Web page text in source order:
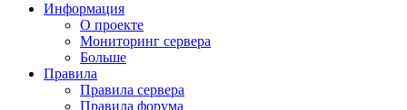
Информация
О проекте
Мониторинг сервера
Больше
Правила
Правила сервера
Правила форума